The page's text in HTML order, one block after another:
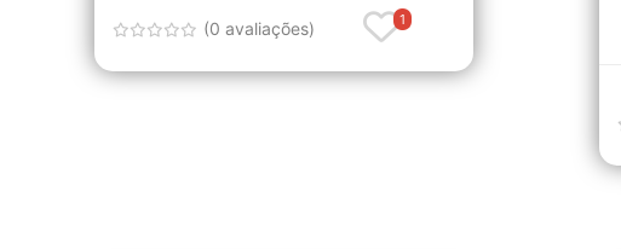
(0 avaliações) 1